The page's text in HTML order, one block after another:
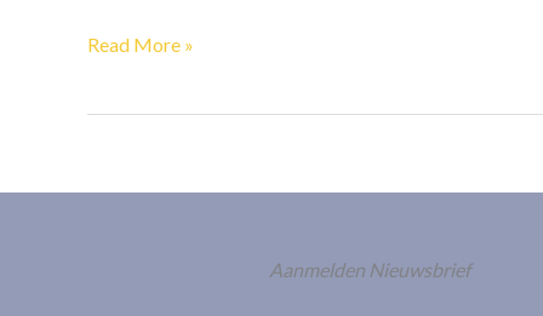
Read More »
Aanmelden Nieuwsbrief